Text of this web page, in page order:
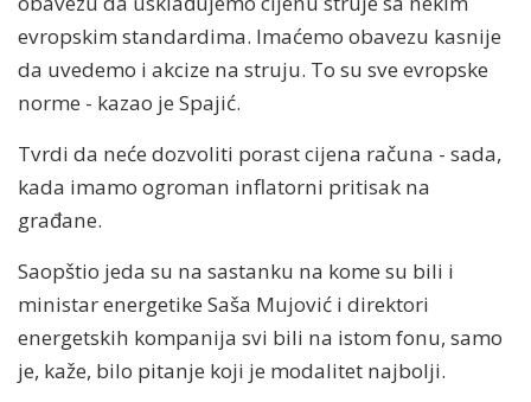
evropskim standardima. Imaćemo obavezu kasnije
da uvedemo i akcize na struju. To su sve evropske
norme - kazao je Spajić.
Tvrdi da neće dozvoliti porast cijena računa - sada,
kada imamo ogroman inflatorni pritisak na
građane.
Saopštio jeda su na sastanku na kome su bili i
ministar energetike Saša Mujović i direktori
energetskih kompanija svi bili na istom fonu, samo
je, kaže, bilo pitanje koji je modalitet najbolji.